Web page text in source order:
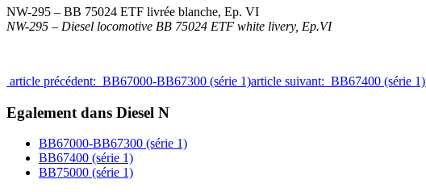
NW-295 – BB 75024 ETF livrée blanche, Ep. VI
NW-295 – Diesel locomotive BB 75024 ETF white livery, Ep.VI
article précédent: BB67000-BB67300 (série 1)article suivant: BB67400 (série 1)
Egalement dans Diesel N
BB67000-BB67300 (série 1)
BB67400 (série 1)
BB75000 (série 1)